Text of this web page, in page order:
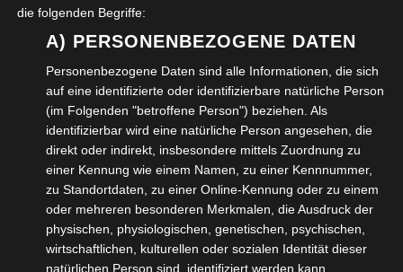
Neueste Beiträge
Wohnen im Alter
Die neue Samsonschule in Wolfenbüttel
Benennung des Wolfenbütteler Quartiers Samson-
Schule in Leopold-Zunz-Platz
Informationen rund ums Älterwerden
die folgenden Begriffe:
A) PERSONENBEZOGENE DATEN
Personenbezogene Daten sind alle Informationen, die sich
auf eine identifizierte oder identifizierbare natürliche Person
(im Folgenden "betroffene Person") beziehen. Als
identifizierbar wird eine natürliche Person angesehen, die
direkt oder indirekt, insbesondere mittels Zuordnung zu
einer Kennung wie einem Namen, zu einer Kennnummer,
zu Standortdaten, zu einer Online-Kennung oder zu einem
oder mehreren besonderen Merkmalen, die Ausdruck der
physischen, physiologischen, genetischen, psychischen,
wirtschaftlichen, kulturellen oder sozialen Identität dieser
natürlichen Person sind, identifiziert werden kann.